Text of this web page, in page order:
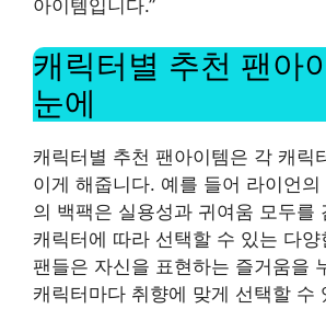
아이템입니다.”
캐릭터별 추천 팬아
눈에
캐릭터별 추천 팬아이템은 각 캐릭
이게 해줍니다. 예를 들어 라이언의
의 백팩은 실용성과 귀여움 모두를
캐릭터에 따라 선택할 수 있는 다
팬들은 자신을 표현하는 즐거움을
캐릭터마다 취향에 맞게 선택할 수